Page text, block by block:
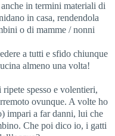
in termini materiali di
in casa, rendendola
o di mamme / nonni
a tutti e sfido chiunque
almeno una volta!
spesso e volentieri,
ovunque. A volte ho
impari a far danni, lui che
Che poi dico io, i gatti